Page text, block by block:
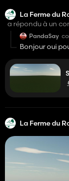
La Ferme du
a répondu à un
PandaSay
Bonjour oui
La Ferme du